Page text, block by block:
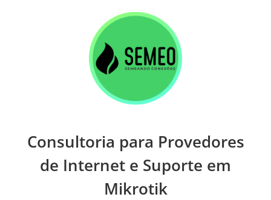
Consultoria para Provedores
de Internet e Suporte em
Mikrotik